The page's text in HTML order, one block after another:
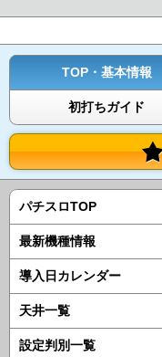
TOP・基本情報
初打ちガイド
パチスロTOP
最新機種情報
導入日カレンダー
天井一覧
設定判別一覧